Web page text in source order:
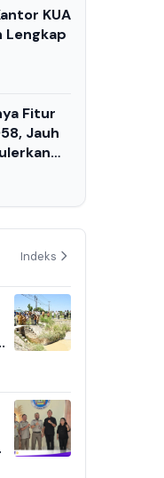
KUA
Lengkap
Fitur
Jauh
Indeks